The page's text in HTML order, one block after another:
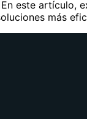
este artículo,
más